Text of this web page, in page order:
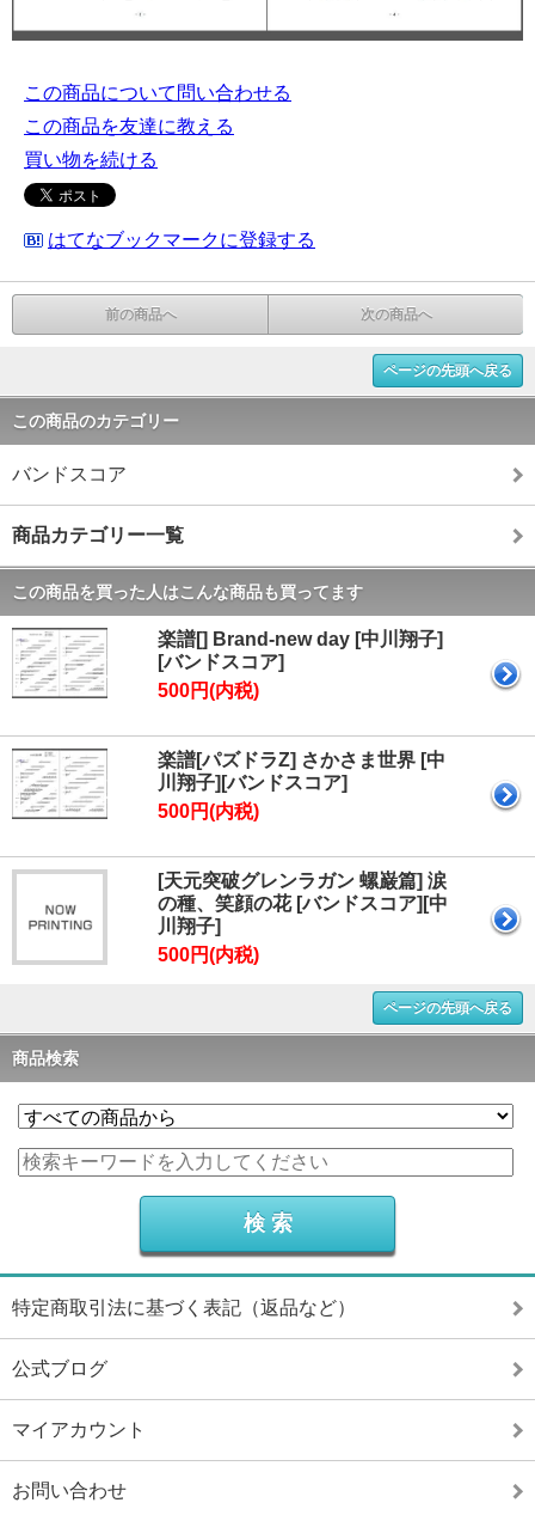
この商品について問い合わせる
この商品を友達に教える
買い物を続ける
はてなブックマークに登録する
前の商品へ 次の商品へ
ページの先頭へ戻る
この商品のカテゴリー
バンドスコア
商品カテゴリー一覧
この商品を買った人はこんな商品も買ってます
楽譜[] Brand-new day [中川翔子]
[バンドスコア]
500円(内税)
楽譜[パズドラZ] さかさま世界 [中
川翔子][バンドスコア]
500円(内税)
[天元突破グレンラガン 螺巌篇] 涙
の種、笑顔の花 [バンドスコア][中
川翔子]
500円(内税)
ページの先頭へ戻る
商品検索
特定商取引法に基づく表記（返品など）
公式ブログ
マイアカウント
お問い合わせ